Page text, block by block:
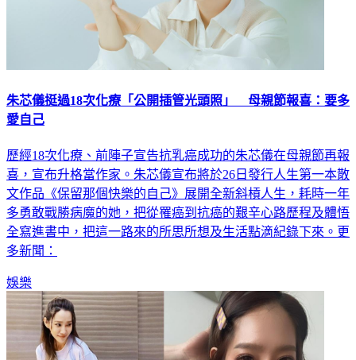
朱芯儀挺過18次化療「公開插管光頭照」 母親節報喜：要多
愛自己
歷經18次化療、前陣子宣告抗乳癌成功的朱芯儀在母親節再報
喜，宣布升格當作家。朱芯儀宣布將於26日發行人生第一本散
文作品《保留那個快樂的自己》展開全新斜槓人生，耗時一年
多勇敢戰勝病魔的她，把從罹癌到抗癌的艱辛心路歷程及體悟
全寫進書中，把這一路來的所思所想及生活點滴紀錄下來。更
多新聞：
娛樂